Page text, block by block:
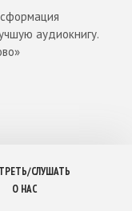
аудиокнигу.
СЛУШАТЬ
О НАС